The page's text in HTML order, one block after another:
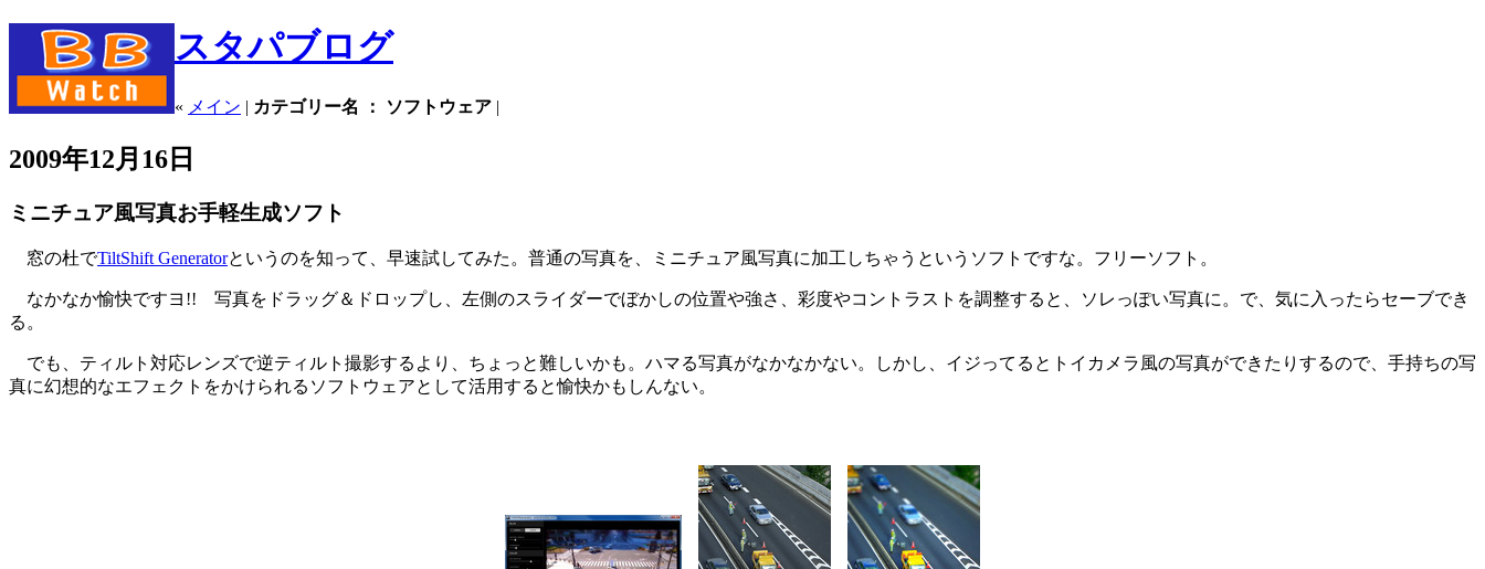
スタパブログ
« メイン | カテゴリー名 ： ソフトウェア |
2009年12月16日
ミニチュア風写真お手軽生成ソフト
窓の杜でTiltShift Generatorというのを知って、早速試してみた。普通の写真を、ミニチュア風写真に加工しちゃうというソフトですな。フリーソフト。
なかなか愉快ですヨ!! 写真をドラッグ＆ドロップし、左側のスライダーでぼかしの位置や強さ、彩度やコントラストを調整すると、ソレっぽい写真に。で、気に入ったらセーブでき
る。
でも、ティルト対応レンズで逆ティルト撮影するより、ちょっと難しいかも。ハマる写真がなかなかない。しかし、イジってるとトイカメラ風の写真ができたりするので、手持ちの写
真に幻想的なエフェクトをかけられるソフトウェアとして活用すると愉快かもしんない。